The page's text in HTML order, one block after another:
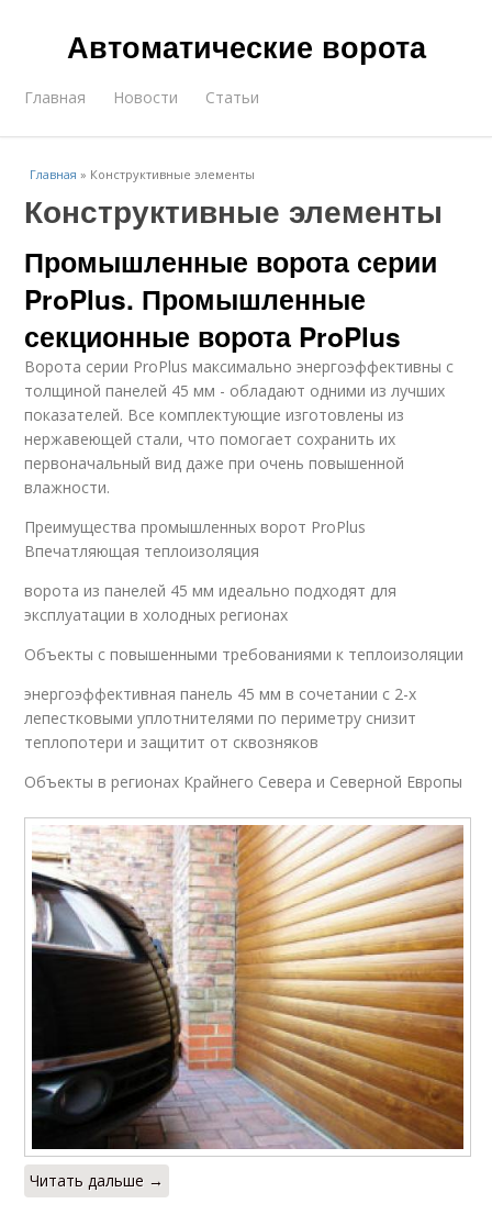
Автоматические ворота
Главная Новости Статьи
Главная » Конструктивные элементы
Конструктивные элементы
Промышленные ворота серии
ProPlus. Промышленные
секционные ворота ProPlus
Ворота серии ProPlus максимально энергоэффективны с
толщиной панелей 45 мм - обладают одними из лучших
показателей. Все комплектующие изготовлены из
нержавеющей стали, что помогает сохранить их
первоначальный вид даже при очень повышенной
влажности.
Преимущества промышленных ворот ProPlus
Впечатляющая теплоизоляция
ворота из панелей 45 мм идеально подходят для
эксплуатации в холодных регионах
Объекты с повышенными требованиями к теплоизоляции
энергоэффективная панель 45 мм в сочетании с 2-х
лепестковыми уплотнителями по периметру снизит
теплопотери и защитит от сквозняков
Объекты в регионах Крайнего Севера и Северной Европы
Читать дальше →